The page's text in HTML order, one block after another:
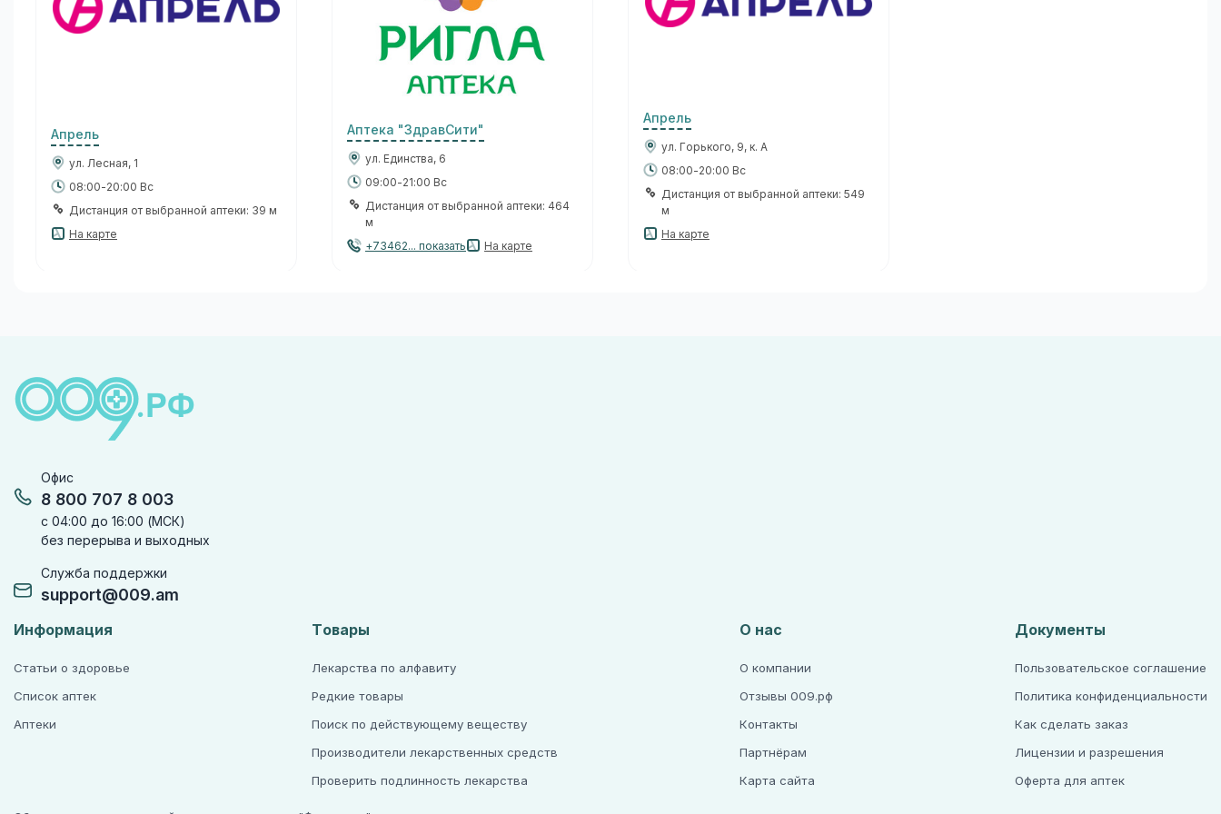
Апрель
ул. Лесная, 1
08:00-20:00 Вс
Дистанция от выбранной аптеки: 39 м
На карте
Аптека "ЗдравСити"
ул. Единства, 6
09:00-21:00 Вс
Дистанция от выбранной аптеки: 464
м
+73462... показать
На карте
Апрель
ул. Горького, 9, к. А
08:00-20:00 Вс
Дистанция от выбранной аптеки: 549
м
На карте
Офис
8 800 707 8 003
с 04:00 до 16:00 (МСК)
без перерыва и выходных
Служба поддержки
support@009.am
Информация
Статьи о здоровье
Список аптек
Аптеки
Товары
Лекарства по алфавиту
Редкие товары
Поиск по действующему веществу
Производители лекарственных средств
Проверить подлинность лекарства
О нас
О компании
Отзывы 009.рф
Контакты
Партнёрам
Карта сайта
Документы
Пользовательское соглашение
Политика конфиденциальности
Как сделать заказ
Лицензии и разрешения
Оферта для аптек